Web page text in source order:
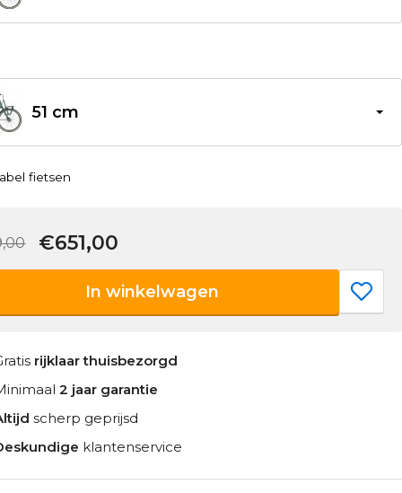
51 cm
fietsen
€651,00
In winkelwagen
rijklaar thuisbezorgd
2 jaar garantie
scherp geprijsd
klantenservice